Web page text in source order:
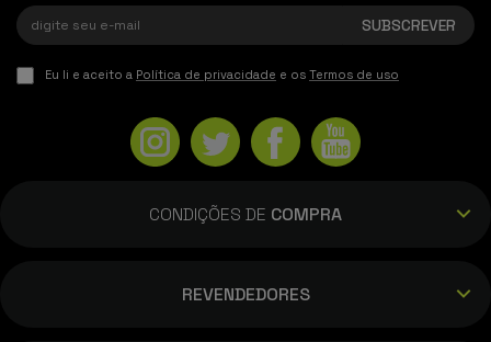
Eu li e aceito a Política de privacidade e os Termos de uso
CONDIÇÕES DE COMPRA
REVENDEDORES